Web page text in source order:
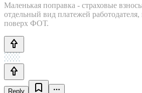
Маленькая поправка - страховые
отдельный вид платежей
поверх ФОТ.
Reply